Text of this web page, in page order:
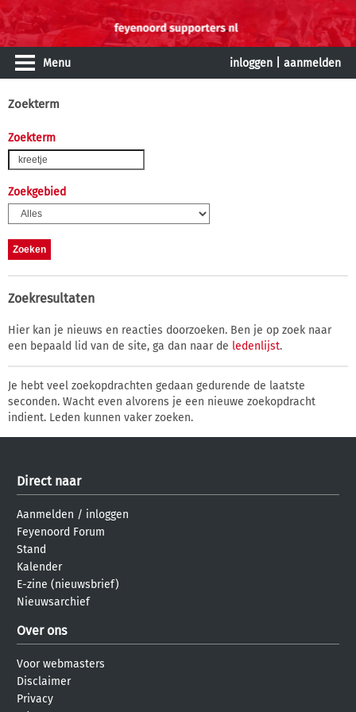
Menu inloggen aanmelden
Zoekterm
Zoekterm
Zoekgebied
Zoekresultaten
Hier kan je nieuws en reacties doorzoeken. Ben je op zoek naar
een bepaald lid van de site, ga dan naar de ledenlijst.
Je hebt veel zoekopdrachten gedaan gedurende de laatste
seconden. Wacht even alvorens je een nieuwe zoekopdracht
indient. Leden kunnen vaker zoeken.
Direct naar
Aanmelden / inloggen
Feyenoord Forum
Stand
Kalender
E-zine (nieuwsbrief)
Nieuwsarchief
Over ons
Voor webmasters
Disclaimer
Privacy